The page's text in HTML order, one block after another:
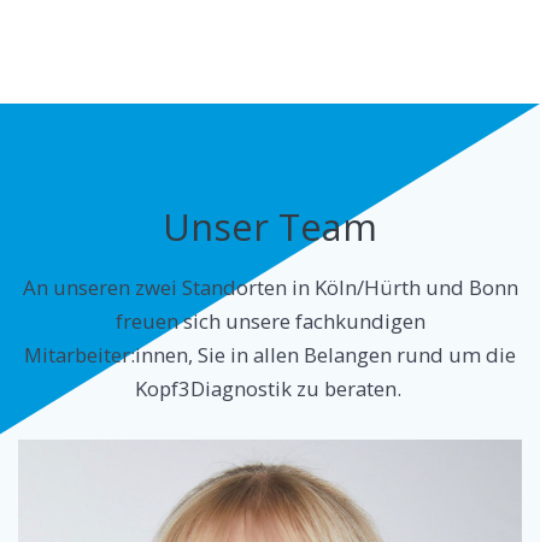
Unser Team
An unseren zwei Standorten in Köln/Hürth und Bonn
freuen sich unsere fachkundigen
Mitarbeiter:innen, Sie in allen Belangen rund um die
Kopf3Diagnostik zu beraten.